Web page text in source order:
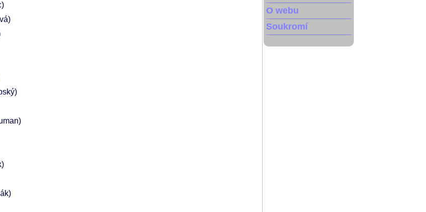
O webu
Soukromí